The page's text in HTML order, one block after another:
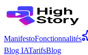
ManifestoFonctionnalités
Blog IATarifsBlog